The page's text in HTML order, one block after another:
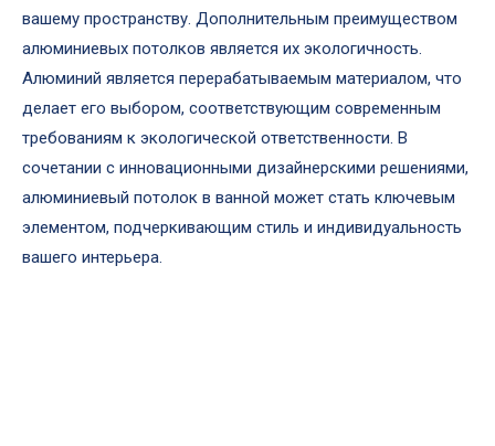
вашему пространству. Дополнительным преимуществом
алюминиевых потолков является их экологичность.
Алюминий является перерабатываемым материалом, что
делает его выбором, соответствующим современным
требованиям к экологической ответственности. В
сочетании с инновационными дизайнерскими решениями,
алюминиевый потолок в ванной может стать ключевым
элементом, подчеркивающим стиль и индивидуальность
вашего интерьера.